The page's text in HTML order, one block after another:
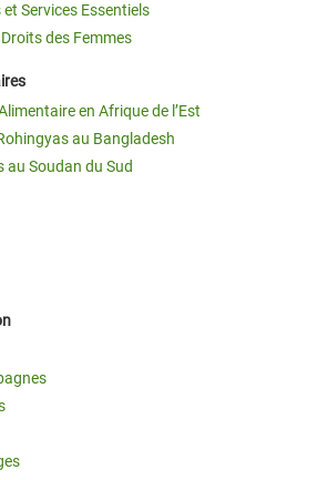
Services Essentiels
des Femmes
en Afrique de l’Est
au Bangladesh
au Soudan du Sud